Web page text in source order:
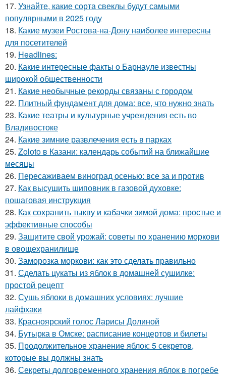
17. Узнайте, какие сорта свеклы будут самыми
популярными в 2025 году
18. Какие музеи Ростова-на-Дону наиболее интересны
для посетителей
19. Headlines:
20. Какие интересные факты о Барнауле известны
широкой общественности
21. Какие необычные рекорды связаны с городом
22. Плитный фундамент для дома: все, что нужно знать
23. Какие театры и культурные учреждения есть во
Владивостоке
24. Какие зимние развлечения есть в парках
25. Zoloto в Казани: календарь событий на ближайшие
месяцы
26. Пересаживаем виноград осенью: все за и против
27. Как высушить шиповник в газовой духовке:
пошаговая инструкция
28. Как сохранить тыкву и кабачки зимой дома: простые и
эффективные способы
29. Защитите свой урожай: советы по хранению моркови
в овощехранилище
30. Заморозка моркови: как это сделать правильно
31. Сделать цукаты из яблок в домашней сушилке:
простой рецепт
32. Сушь яблоки в домашних условиях: лучшие
лайфхаки
33. Красноярский голос Ларисы Долиной
34. Бутырка в Омске: расписание концертов и билеты
35. Продолжительное хранение яблок: 5 секретов,
которые вы должны знать
36. Секреты долговременного хранения яблок в погребе